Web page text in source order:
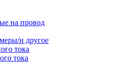
на провод
и другое
тока
тока